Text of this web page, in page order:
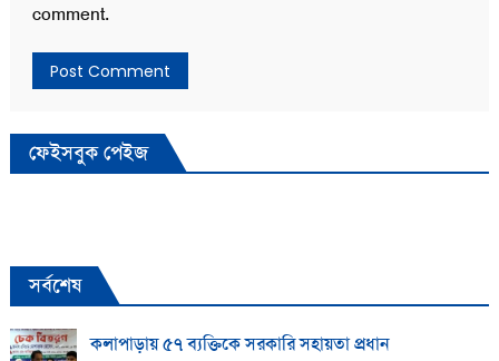
comment.
ফেইসবুক পেইজ
সর্বশেষ
কলাপাড়ায় ​৫৭ ব্যক্তিকে সরকারি সহায়তা প্রধান